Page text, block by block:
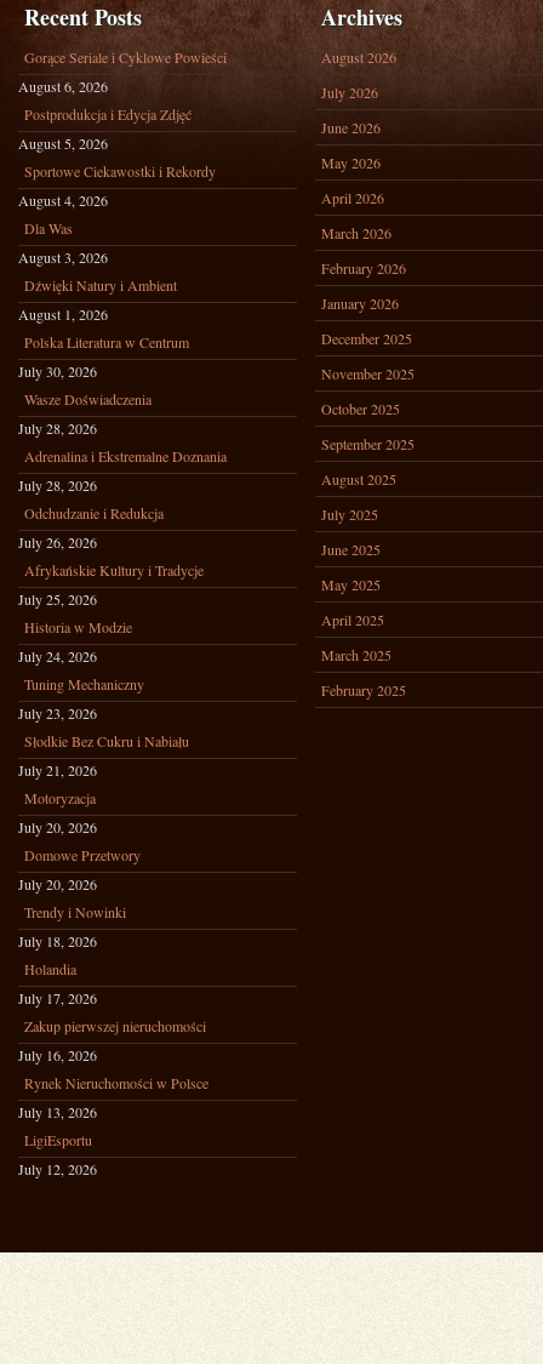
Recent Posts
Gorące Seriale i Cyklowe Powieści
August 6, 2026
Postprodukcja i Edycja Zdjęć
August 5, 2026
Sportowe Ciekawostki i Rekordy
August 4, 2026
Dla Was
August 3, 2026
Dźwięki Natury i Ambient
August 1, 2026
Polska Literatura w Centrum
July 30, 2026
Wasze Doświadczenia
July 28, 2026
Adrenalina i Ekstremalne Doznania
July 28, 2026
Odchudzanie i Redukcja
July 26, 2026
Afrykańskie Kultury i Tradycje
July 25, 2026
Historia w Modzie
July 24, 2026
Tuning Mechaniczny
July 23, 2026
Słodkie Bez Cukru i Nabiału
July 21, 2026
Motoryzacja
July 20, 2026
Domowe Przetwory
July 20, 2026
Trendy i Nowinki
July 18, 2026
Holandia
July 17, 2026
Zakup pierwszej nieruchomości
July 16, 2026
Rynek Nieruchomości w Polsce
July 13, 2026
LigiEsportu
July 12, 2026
Archives
August 2026
July 2026
June 2026
May 2026
April 2026
March 2026
February 2026
January 2026
December 2025
November 2025
October 2025
September 2025
August 2025
July 2025
June 2025
May 2025
April 2025
March 2025
February 2025